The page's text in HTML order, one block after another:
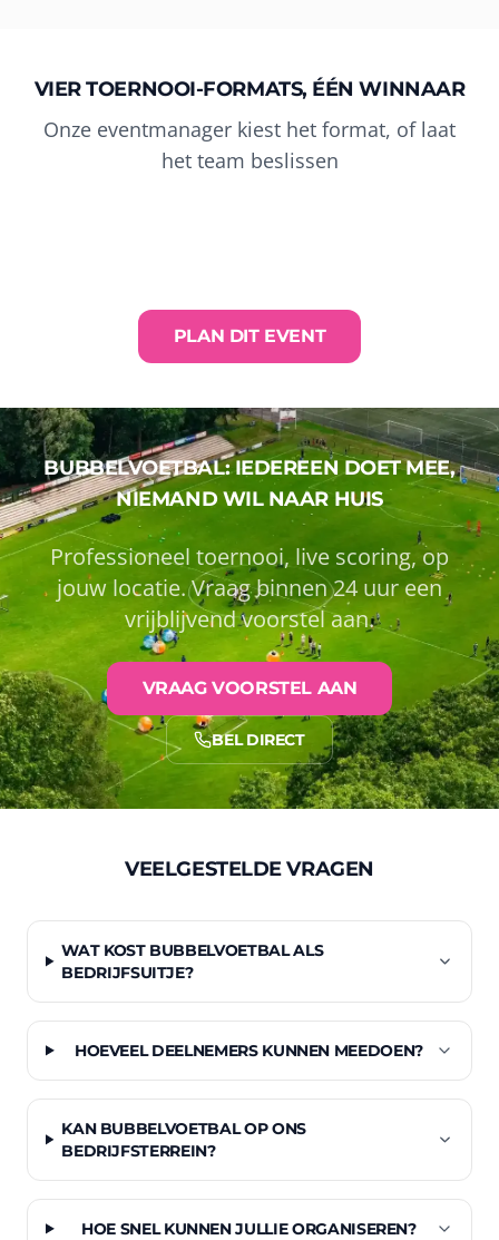
VIER TOERNOOI-FORMATS, ÉÉN WINNAAR
Onze eventmanager kiest het format, of laat
het team beslissen
FORMAT 1
TEAM BATTLE
FORMAT 2
POULE + KNOCK-OUT
PLAN DIT EVENT
BUBBELVOETBAL: IEDEREEN DOET MEE,
NIEMAND WIL NAAR HUIS
Professioneel toernooi, live scoring, op
jouw locatie. Vraag binnen 24 uur een
vrijblijvend voorstel aan.
VRAAG VOORSTEL AAN
BEL DIRECT
VEELGESTELDE VRAGEN
WAT KOST BUBBELVOETBAL ALS
BEDRIJFSUITJE?
HOEVEEL DEELNEMERS KUNNEN MEEDOEN?
KAN BUBBELVOETBAL OP ONS
BEDRIJFSTERREIN?
HOE SNEL KUNNEN JULLIE ORGANISEREN?